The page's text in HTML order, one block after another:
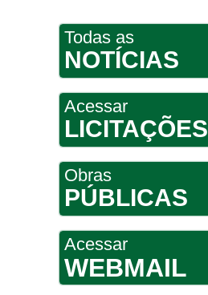
Todas as
NOTÍCIAS
Acessar
LICITAÇÕES
Obras
PÚBLICAS
Acessar
WEBMAIL